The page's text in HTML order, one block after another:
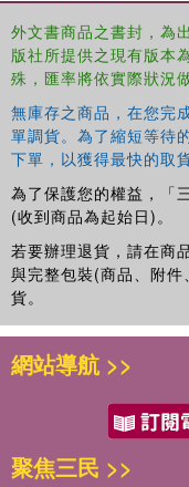
外文書商品之書封，為
版社所提供之現有版本
殊，匯率將依實際狀況
無庫存之商品，在您完
單調貨。為了縮短等待
下單，以獲得最快的取
為了保護您的權益，「
(收到商品為起始日)。
若要辦理退貨，請在商
與完整包裝(商品、附
貨。
網站導航 >>
聚焦三民 >>